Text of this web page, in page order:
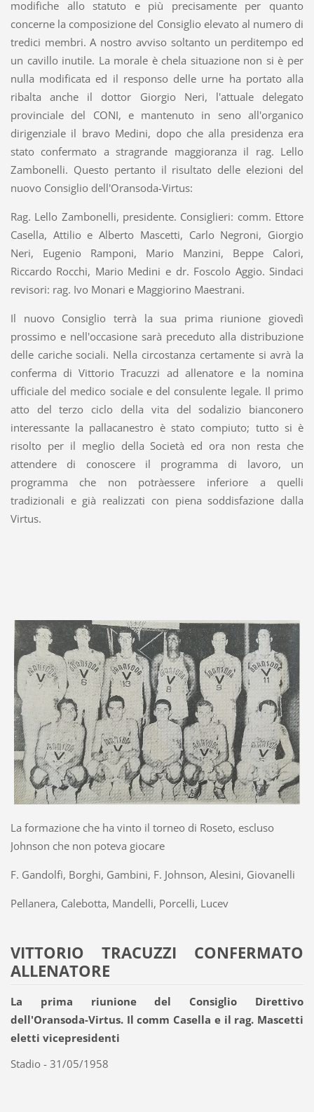
modifiche allo statuto e più precisamente per quanto
concerne la composizione del Consiglio elevato al numero di
tredici membri. A nostro avviso soltanto un perditempo ed
un cavillo inutile. La morale è chela situazione non si è per
nulla modificata ed il responso delle urne ha portato alla
ribalta anche il dottor Giorgio Neri, l'attuale delegato
provinciale del CONI, e mantenuto in seno all'organico
dirigenziale il bravo Medini, dopo che alla presidenza era
stato confermato a stragrande maggioranza il rag. Lello
Zambonelli. Questo pertanto il risultato delle elezioni del
nuovo Consiglio dell'Oransoda-Virtus:
Rag. Lello Zambonelli, presidente. Consiglieri: comm. Ettore
Casella, Attilio e Alberto Mascetti, Carlo Negroni, Giorgio
Neri, Eugenio Ramponi, Mario Manzini, Beppe Calori,
Riccardo Rocchi, Mario Medini e dr. Foscolo Aggio. Sindaci
revisori: rag. Ivo Monari e Maggiorino Maestrani.
Il nuovo Consiglio terrà la sua prima riunione giovedì
prossimo e nell'occasione sarà preceduto alla distribuzione
delle cariche sociali. Nella circostanza certamente si avrà la
conferma di Vittorio Tracuzzi ad allenatore e la nomina
ufficiale del medico sociale e del consulente legale. Il primo
atto del terzo ciclo della vita del sodalizio bianconero
interessante la pallacanestro è stato compiuto; tutto si è
risolto per il meglio della Società ed ora non resta che
attendere di conoscere il programma di lavoro, un
programma che non potràessere inferiore a quelli
tradizionali e già realizzati con piena soddisfazione dalla
Virtus.
La formazione che ha vinto il torneo di Roseto, escluso
Johnson che non poteva giocare
F. Gandolfi, Borghi, Gambini, F. Johnson, Alesini, Giovanelli
Pellanera, Calebotta, Mandelli, Porcelli, Lucev
VITTORIO TRACUZZI CONFERMATO
ALLENATORE
La prima riunione del Consiglio Direttivo
dell'Oransoda-Virtus. Il comm Casella e il rag. Mascetti
eletti vicepresidenti
Stadio - 31/05/1958